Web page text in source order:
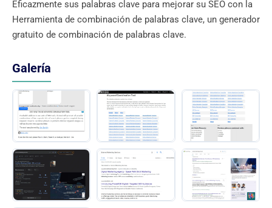
Eficazmente sus palabras clave para mejorar su SEO con la
Herramienta de combinación de palabras clave, un generador
gratuito de combinación de palabras clave.
Galería